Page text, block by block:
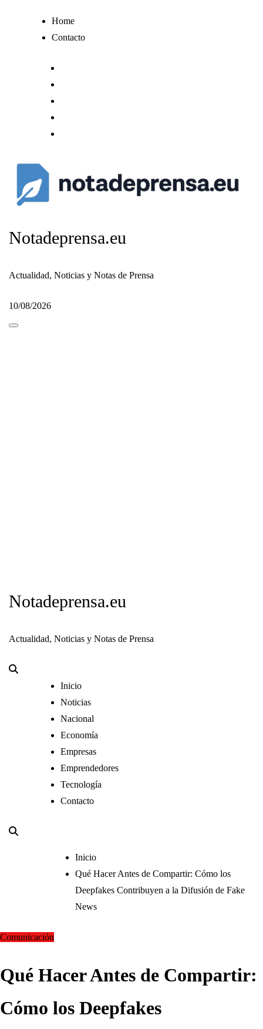
Home
Contacto
Notadeprensa.eu
Actualidad, Noticias y Notas de Prensa
10/08/2026
Notadeprensa.eu
Actualidad, Noticias y Notas de Prensa
Inicio
Noticias
Nacional
Economía
Empresas
Emprendedores
Tecnología
Contacto
Inicio
Qué Hacer Antes de Compartir: Cómo los
Deepfakes Contribuyen a la Difusión de Fake
News
Comunicación
Qué Hacer Antes de Compartir:
Cómo los Deepfakes